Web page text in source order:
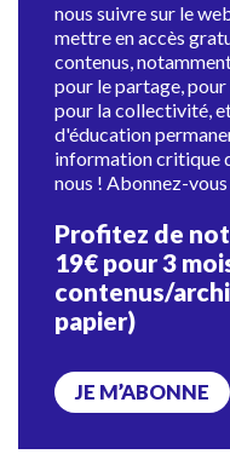
nous suivre sur le
mettre en accès
contenus,
pour le partage,
pour la collectivité,
d'éducation
information critique
nous ! Abonnez-
Profitez de
19€ pour 3
contenus/
papier)
JE M’ABONNE